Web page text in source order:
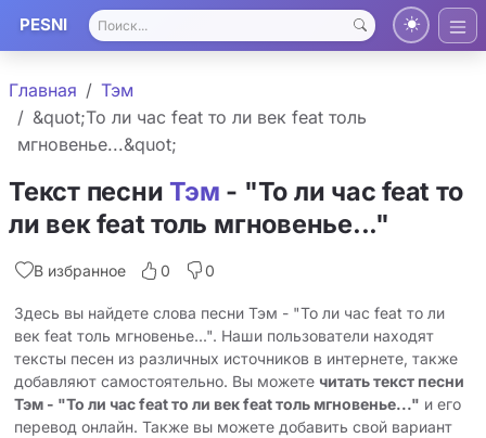
PESNI
Главная
Тэм
&quot;То ли час feat то ли век feat толь
мгновенье...&quot;
Текст песниТэм - "То ли час feat то
ли век feat толь мгновенье..."
В избранное 0 0
Здесь вы найдете слова песни Тэм - "То ли час feat то ли
век feat толь мгновенье...". Наши пользователи находят
тексты песен из различных источников в интернете, также
добавляют самостоятельно. Вы можете читать текст песни
Тэм - "То ли час feat то ли век feat толь мгновенье..." и его
перевод онлайн. Также вы можете добавить свой вариант